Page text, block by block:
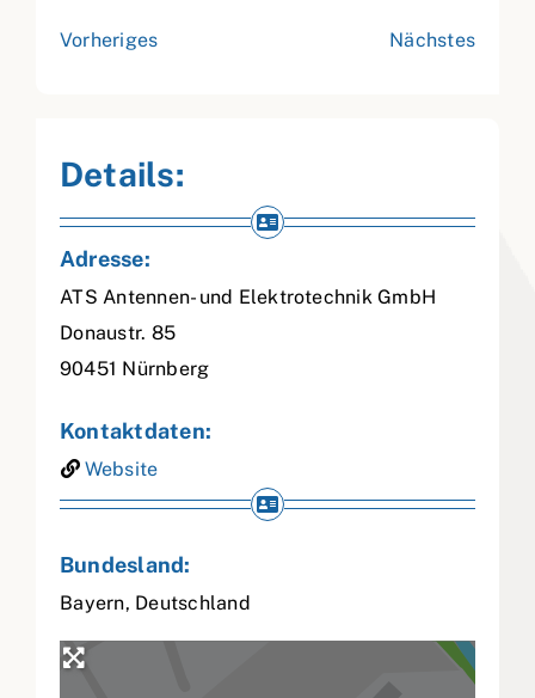
Vorheriges Nächstes
Details:
Adresse:
ATS Antennen- und Elektrotechnik GmbH
Donaustr. 85
90451 Nürnberg
Kontaktdaten:
Website
Bundesland:
Bayern, Deutschland